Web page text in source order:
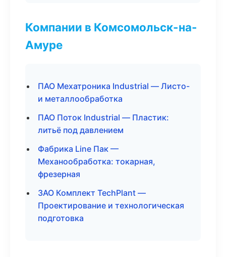
Компании в Комсомольск-на-
Амуре
ПАО Мехатроника Industrial — Листо-
и металлообработка
ПАО Поток Industrial — Пластик:
литьё под давлением
Фабрика Line Пак —
Механообработка: токарная,
фрезерная
ЗАО Комплект TechPlant —
Проектирование и технологическая
подготовка